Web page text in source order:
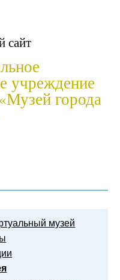
сайт
учреждение
города
музей